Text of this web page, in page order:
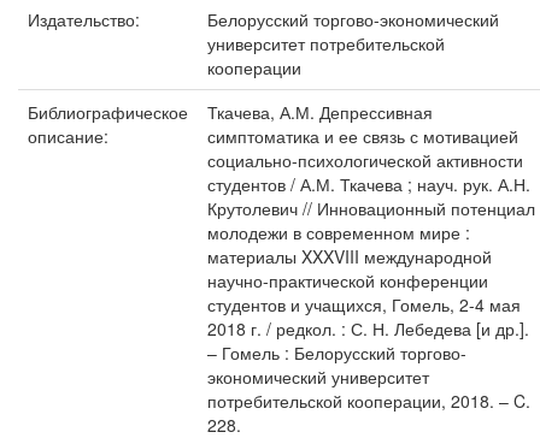
Издательство:
Белорусский торгово-экономический
университет потребительской
кооперации
Библиографическое
описание:
Ткачева, А.М. Депрессивная
симптоматика и ее связь с мотивацией
социально-психологической активности
студентов / А.М. Ткачева ; науч. рук. А.Н.
Крутолевич // Инновационный потенциал
молодежи в современном мире :
материалы XXXVIII международной
научно-практической конференции
студентов и учащихся, Гомель, 2-4 мая
2018 г. / редкол. : С. Н. Лебедева [и др.].
– Гомель : Белорусский торгово-
экономический университет
потребительской кооперации, 2018. – C.
228.